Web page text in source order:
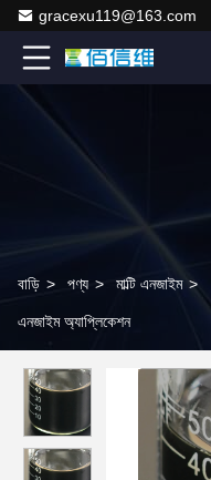
gracexu119@163.com
বাড়ি > পণ্য > মাল্টি এনজাইম >
এনজাইম অ্যাপ্লিকেশন